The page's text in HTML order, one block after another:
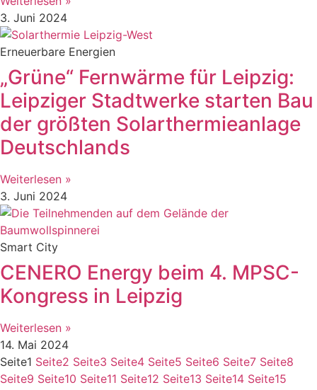
3. Juni 2024
Erneuerbare Energien
„Grüne“ Fernwärme für Leipzig:
Leipziger Stadtwerke starten Bau
der größten Solarthermieanlage
Deutschlands
Weiterlesen »
3. Juni 2024
Smart City
CENERO Energy beim 4. MPSC-
Kongress in Leipzig
Weiterlesen »
14. Mai 2024
Seite1 Seite2 Seite3 Seite4 Seite5 Seite6 Seite7 Seite8
Seite9 Seite10 Seite11 Seite12 Seite13 Seite14 Seite15